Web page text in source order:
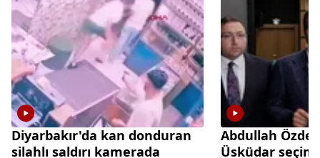
Diyarbakır'da kan donduran
silahlı saldırı kamerada
Abdullah
Üsküdar